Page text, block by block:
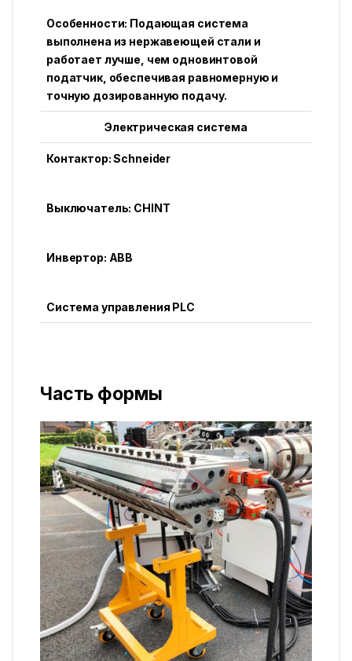
Особенности: Подающая система
выполнена из нержавеющей стали и
работает лучше, чем одновинтовой
податчик, обеспечивая равномерную и
точную дозированную подачу.
Электрическая система
Контактор: Schneider
Выключатель: CHINT
Инвертор: ABB
Система управления PLC
Часть формы